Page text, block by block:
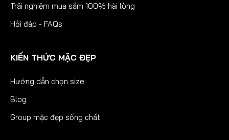
Trải nghiệm mua sắm 100% hài lòng
Hỏi đáp - FAQs
KIẾN THỨC MẶC ĐẸP
Hướng dẫn chọn size
Blog
Group mặc đẹp sống chất